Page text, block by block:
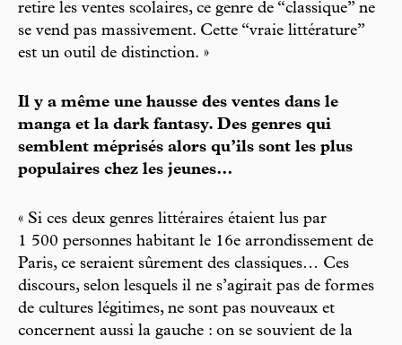
retire les ventes scolaires, ce genre de “classique” ne
se vend pas massivement. Cette “vraie littérature”
est un outil de distinction. »
Il y a même une hausse des ventes dans le
manga et la dark fantasy. Des genres qui
semblent méprisés alors qu’ils sont les plus
populaires chez les jeunes…
« Si ces deux genres littéraires étaient lus par
1 500 personnes habitant le 16e arrondissement de
Paris, ce seraient sûrement des classiques… Ces
discours, selon lesquels il ne s’agirait pas de formes
de cultures légitimes, ne sont pas nouveaux et
concernent aussi la gauche : on se souvient de la